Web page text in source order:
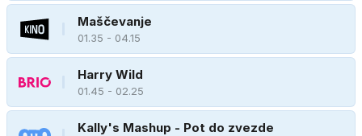
Maščevanje
01.35 - 04.15
Harry Wild
01.45 - 02.25
Kally's Mashup - Pot do zvezde